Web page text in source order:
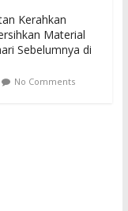
Kerahkan
Material
Sebelumnya di
No Comments